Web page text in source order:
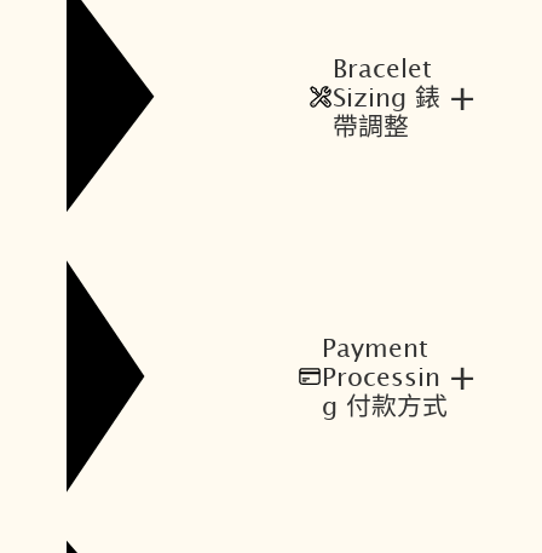
Bracelet
Sizing 錶
帶調整
+
Payment
Processin
g 付款方式
+